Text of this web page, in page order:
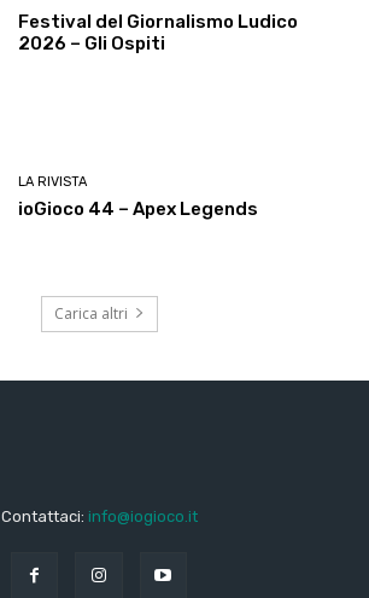
Festival del Giornalismo Ludico
2026 – Gli Ospiti
LA RIVISTA
ioGioco 44 – Apex Legends
Carica altri
Contattaci: info@iogioco.it